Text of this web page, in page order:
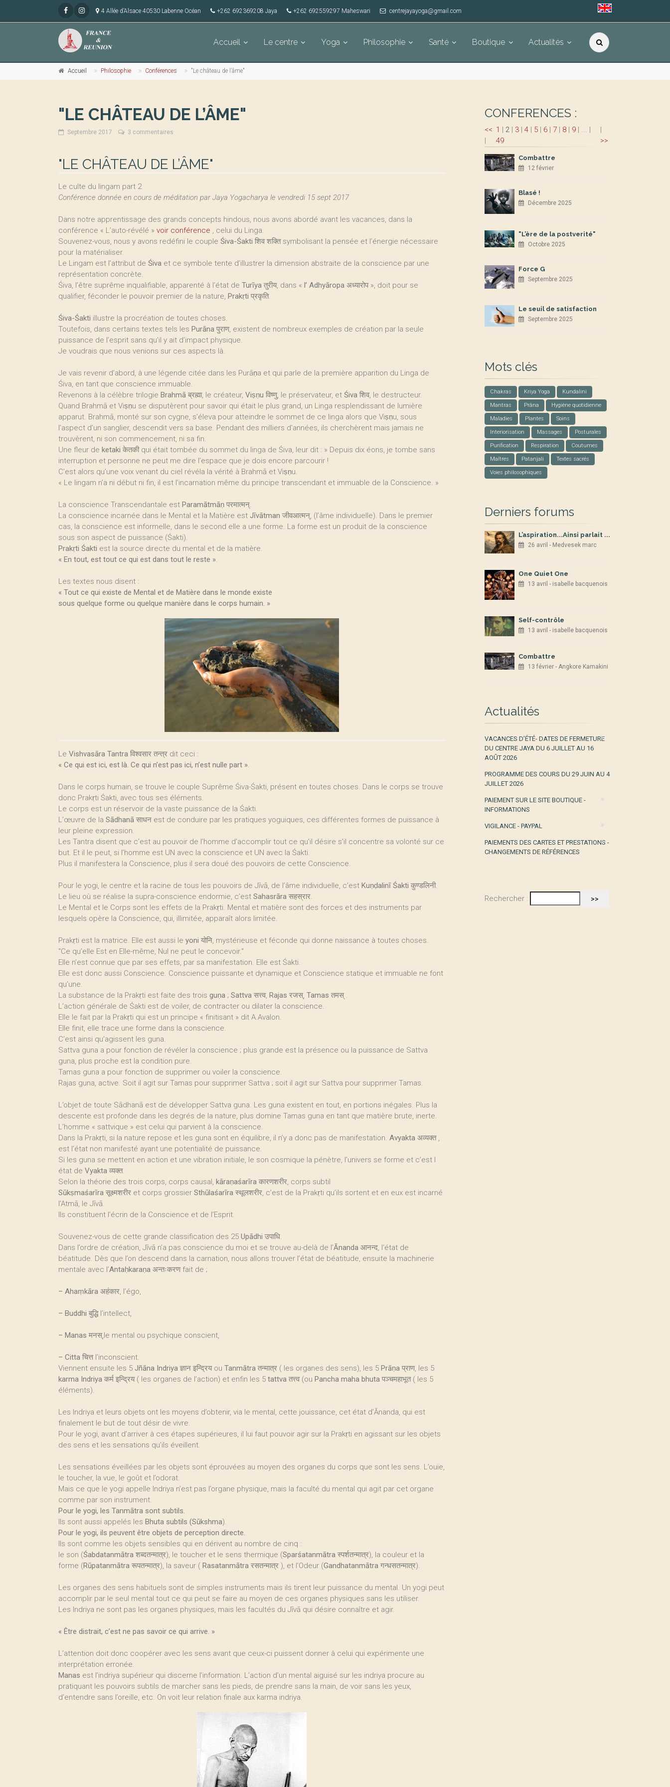
4 Allée d’Alsace 40530 Labenne Océan +262 692369208 Jaya +262 692559297 Maheswari centrejayayoga@gmail.com
Accueil Le centre Yoga Philosophie Santé Boutique Actualités
Accueil Philosophie Conférences "Le château de l’âme"
"LE CHÂTEAU DE L’ÂME"
Septembre 2017 3 commentaires
"LE CHÂTEAU DE L’ÂME"
Le culte du lingam part 2
Conférence donnée en cours de méditation par Jaya Yogacharya le vendredi 15 sept 2017
Dans notre apprentissage des grands concepts hindous, nous avons abordé avant les vacances, dans la
conférence « L’auto-révélé » voir conférence , celui du Linga.
Souvenez-vous, nous y avons redéfini le couple Śiva-Śakti शिव शक्ति symbolisant la pensée et l’énergie nécessaire
pour la matérialiser.
Le Lingam est l’attribut de Śiva et ce symbole tente d’illustrer la dimension abstraite de la conscience par une
représentation concrète.
Śiva, l’être suprême inqualifiable, apparenté à l’état de Turīya तुरीय, dans « l’ Adhyāropa अध्यारोप », doit pour se
qualifier, féconder le pouvoir premier de la nature, Prakṛti प्रकृति.
Śiva-Śakti illustre la procréation de toutes choses.
Toutefois, dans certains textes tels les Purāna पुराण, existent de nombreux exemples de création par la seule
puissance de l’esprit sans qu’il y ait d’impact physique.
Je voudrais que nous venions sur ces aspects là.
Je vais revenir d’abord, à une légende citée dans les Purāṇa et qui parle de la première apparition du Linga de
Śiva, en tant que conscience immuable.
Revenons à la célèbre trilogie Brahmā ब्रह्मा, le créateur, Viṣṇu विष्णु, le préservateur, et Śiva शिव, le destructeur.
Quand Brahmā et Viṣṇu se disputèrent pour savoir qui était le plus grand, un Linga resplendissant de lumière
apparut. Brahmā, monté sur son cygne, s’éleva pour atteindre le sommet de ce linga alors que Viṣṇu, sous
l’aspect d’un sanglier, descendit vers sa base. Pendant des milliers d’années, ils cherchèrent mais jamais ne
trouvèrent, ni son commencement, ni sa fin.
Une fleur de ketaki केतकी qui était tombée du sommet du linga de Śiva, leur dit : » Depuis dix éons, je tombe sans
interruption et personne ne peut me dire l’espace que je dois encore parcourir !
C’est alors qu’une voix venant du ciel révéla la vérité à Brahmā et Viṣṇu.
« Le lingam n’a ni début ni fin, il est l’incarnation même du principe transcendant et immuable de la Conscience. »
La conscience Transcendantale est Paramātmāṇ परमात्मन्.
La conscience incarnée dans le Mental et la Matière est Jīvātman जीवआत्मन्, (l’âme individuelle). Dans le premier
cas, la conscience est informelle, dans le second elle a une forme. La forme est un produit de la conscience
sous son aspect de puissance (Śakti).
Prakṛti Śakti est la source directe du mental et de la matière.
« En tout, est tout ce qui est dans tout le reste ».
Les textes nous disent :
« Tout ce qui existe de Mental et de Matière dans le monde existe
sous quelque forme ou quelque manière dans le corps humain. »
Le Vishvasāra Tantra विश्वसार तन्त्र dit ceci :
« Ce qui est ici, est là. Ce qui n’est pas ici, n’est nulle part ».
Dans le corps humain, se trouve le couple Suprême Śiva-Śakti, présent en toutes choses. Dans le corps se trouve
donc Prakṛti Śakti, avec tous ses éléments.
Le corps est un réservoir de la vaste puissance de la Śakti.
L’œuvre de la Sādhanā साधन est de conduire par les pratiques yoguiques, ces différentes formes de puissance à
leur pleine expression.
Les Tantra disent que c’est au pouvoir de l’homme d’accomplir tout ce qu’il désire s’il concentre sa volonté sur ce
but. Et il le peut, si l’homme est UN avec la conscience et UN avec la Śakti.
Plus il manifestera la Conscience, plus il sera doué des pouvoirs de cette Conscience.
Pour le yogi, le centre et la racine de tous les pouvoirs de Jīvā, de l’âme individuelle, c’est Kuṇḍalinī Śakti कुण्डलिनी.
Le lieu où se réalise la supra-conscience endormie, c’est Sahasrāra सहस्रार.
Le Mental et le Corps sont les effets de la Prakṛti. Mental et matière sont des forces et des instruments par
lesquels opère la Conscience, qui, illimitée, apparaît alors limitée.
Prakṛti est la matrice. Elle est aussi le yoni योनि, mystérieuse et féconde qui donne naissance à toutes choses.
"Ce qu’elle Est en Elle-même, Nul ne peut le concevoir."
Elle n’est connue que par ses effets, par sa manifestation. Elle est Śakti.
Elle est donc aussi Conscience. Conscience puissante et dynamique et Conscience statique et immuable ne font
qu’une.
La substance de la Prakṛti est faite des trois guṇa ; Sattva सत्त्व, Rajas रजस्, Tamas तमस् .
L’action générale de Śakti est de voiler, de contracter ou dilater la conscience.
Elle le fait par la Prakṛti qui est un principe « finitisant » dit A.Avalon.
Elle finit, elle trace une forme dans la conscience.
C’est ainsi qu’agissent les guna.
Sattva guna a pour fonction de révéler la conscience ; plus grande est la présence ou la puissance de Sattva
guna, plus proche est la condition pure.
Tamas guna a pour fonction de supprimer ou voiler la conscience.
Rajas guna, active. Soit il agit sur Tamas pour supprimer Sattva ; soit il agit sur Sattva pour supprimer Tamas.
L’objet de toute Sādhanā est de développer Sattva guna. Les guna existent en tout, en portions inégales. Plus la
descente est profonde dans les degrés de la nature, plus domine Tamas guna en tant que matière brute, inerte.
L’homme « sattvique » est celui qui parvient à la conscience.
Dans la Prakṛti, si la nature repose et les guna sont en équilibre, il n’y a donc pas de manifestation. Avyakta अव्यक्त ,
est l’état non manifesté ayant une potentialité de puissance.
Si les guna se mettent en action et une vibration initiale, le son cosmique la pénètre, l’univers se forme et c’est l
état de Vyakta व्यक्त.
Selon la théorie des trois corps, corps causal, kāraṇaśarīra कारणशरीर, corps subtil
Sūkṣmaśarīra सूक्ष्मशरीर et corps grossier Sthūlaśarīra स्थूलशरीर, c’est de la Prakṛti qu’ils sortent et en eux est incarné
l’Atmā, le Jīvā.
Ils constituent l’écrin de la Conscience et de l’Esprit.
Souvenez-vous de cette grande classification des 25 Upādhi उपाधि.
Dans l’ordre de création, Jīvā n’a pas conscience du moi et se trouve au-delà de l’Ānanda आनन्द, l‘état de
béatitude. Dès que l’on descend dans la carnation, nous allons trouver l’état de béatitude, ensuite la machinerie
mentale avec l’Antaḥkaraṇa अन्तःकरण fait de ;
– Ahaṃkāra अहंकार, l’égo,
– Buddhi बुद्धि l’intellect,
– Manas मनस्,le mental ou psychique conscient,
– Citta चित्त l’inconscient.
Viennent ensuite les 5 Jñāna Indriya ज्ञान इन्द्रिय ou Tanmātra तन्मात्र ( les organes des sens), les 5 Prāṇa प्राण, les 5
karma Indriya कर्म इन्द्रिय ( les organes de l’action) et enfin les 5 tattva तत्त्व (ou Pancha maha bhuta पञ्चमहाभूत ( les 5
éléments).
Les Indriya et leurs objets ont les moyens d’obtenir, via le mental, cette jouissance, cet état d’Ānanda, qui est
finalement le but de tout désir de vivre.
Pour le yogi, avant d’arriver à ces étapes supérieures, il lui faut pouvoir agir sur la Prakṛti en agissant sur les objets
des sens et les sensations qu’ils éveillent.
Les sensations éveillées par les objets sont éprouvées au moyen des organes du corps que sont les sens. L’ouïe,
le toucher, la vue, le goût et l’odorat.
Mais ce que le yogi appelle Indriya n’est pas l’organe physique, mais la faculté du mental qui agit par cet organe
comme par son instrument.
Pour le yogi, les Tanmātra sont subtils.
Ils sont aussi appelés les Bhuta subtils (Sūkshma).
Pour le yogi, ils peuvent être objets de perception directe.
Ils sont comme les objets sensibles qui en dérivent au nombre de cinq :
le son (Śabdatanmātra शब्दतन्मात्र), le toucher et le sens thermique (Sparśatanmātra स्पर्शतन्मात्र), la couleur et la
forme (Rūpatanmātra ‎रूपतन्मात्र), la saveur ( Rasatanmātra रसतन्मात्र ), et l’Odeur (Gandhatanmātra गन्धसतन्मात्र).
Les organes des sens habituels sont de simples instruments mais ils tirent leur puissance du mental. Un yogi peut
accomplir par le seul mental tout ce qui peut se faire au moyen de ces organes physiques sans les utiliser.
Les Indriya ne sont pas les organes physiques, mais les facultés du Jīvā qui désire connaître et agir.
« Être distrait, c’est ne pas savoir ce qui arrive. »
L’attention doit donc coopérer avec les sens avant que ceux-ci puissent donner à celui qui expérimente une
interprétation erronée.
Manas est l’indriya supérieur qui discerne l’information. L’action d’un mental aiguisé sur les indriya procure au
pratiquant les pouvoirs subtils de marcher sans les pieds, de prendre sans la main, de voir sans les yeux,
d’entendre sans l’oreille, etc. On voit leur relation finale aux karma indriya.
CONFERENCES :
<<
|
1 | 2| 3| 4| 5| 6| 7| 8| 9| ... |
49
|
>>
Combattre
12 février
Blasé !
Décembre 2025
"L’ère de la postverité"
Octobre 2025
Force G
Septembre 2025
Le seuil de satisfaction
Septembre 2025
Mots clés
Chakras Kriya Yoga Kundalini
Mantras Prâna Hygiène quotidienne
Maladies Plantes Soins
Interiorisation Massages Posturales
Purification Respiration Coutumes
Maîtres Patanjali Textes sacrés
Voies philosophiques
Derniers forums
L’aspiration...Ainsi parlait ...
26 avril - Medvesek marc
One Quiet One
13 avril - isabelle bacquenois
Self-contrôle
13 avril - isabelle bacquenois
Combattre
13 février - Angkore Kamakini
Actualités
VACANCES D’ÉTÉ- DATES DE FERMETURE
DU CENTRE JAYA DU 6 JUILLET AU 16
AOÛT 2026
PROGRAMME DES COURS DU 29 JUIN AU 4
JUILLET 2026
PAIEMENT SUR LE SITE BOUTIQUE -
INFORMATIONS
VIGILANCE - PAYPAL
PAIEMENTS DES CARTES ET PRESTATIONS -
CHANGEMENTS DE RÉFÉRENCES
Rechercher :